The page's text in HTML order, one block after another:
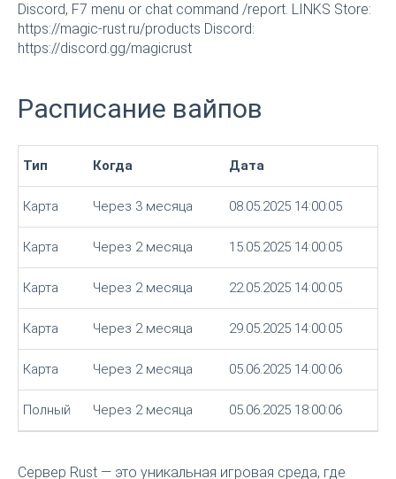
Discord, F7 menu or chat command /report. LINKS Store:
https://magic-rust.ru/products Discord:
https://discord.gg/magicrust
Расписание вайпов
Тип Когда Дата
Карта Через 3 месяца 08.05.2025 14:00:05
Карта Через 2 месяца 15.05.2025 14:00:05
Карта Через 2 месяца 22.05.2025 14:00:05
Карта Через 2 месяца 29.05.2025 14:00:05
Карта Через 2 месяца 05.06.2025 14:00:06
Полный Через 2 месяца 05.06.2025 18:00:06
Сервер Rust — это уникальная игровая среда, где